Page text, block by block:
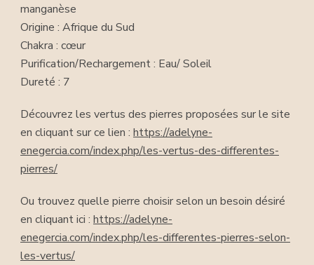
manganèse
Origine : Afrique du Sud
Chakra : cœur
Purification/Rechargement : Eau/ Soleil
Dureté : 7
Découvrez les vertus des pierres proposées sur le site
en cliquant sur ce lien : https://adelyne-
enegercia.com/index.php/les-vertus-des-differentes-
pierres/
Ou trouvez quelle pierre choisir selon un besoin désiré
en cliquant ici : https://adelyne-
enegercia.com/index.php/les-differentes-pierres-selon-
les-vertus/